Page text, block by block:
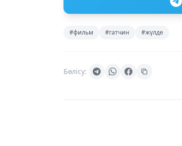
#фильм #гатчин #жүлде
Бөлісу: